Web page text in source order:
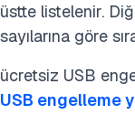
üstte listelenir.
sayılarına göre
ücretsiz USB
USB engelleme